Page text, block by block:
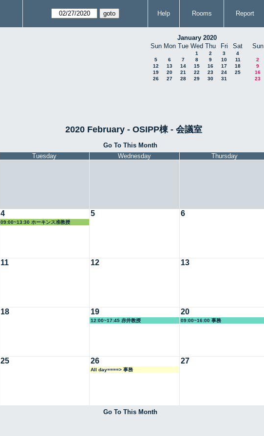
Help Rooms Report
January 2020
Sun Mon Tue Wed Thu Fri Sat
1 2 3
4
5
6 7 8 9 10
11
12
13 14 15 16 17
18
19
20 21 22 23 24
25
26
27 28 29 30 31
Sun
2
9
16
23
2020 February - OSIPP棟 - 会議室
Go To This Month
Tuesday Wednesday Thursday
4
09:00~13:30 ホーキンス准教授
5 6
11 12 13
18 19
12:00~17:45 赤井教授
20
09:00~16:00 事務
25 26
All day====> 事務
27
Go To This Month